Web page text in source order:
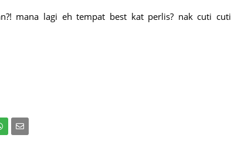
mana lagi eh tempat best kat perlis? nak cuti cuti